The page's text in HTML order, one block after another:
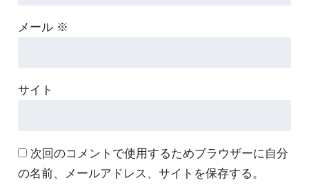
メール ※
サイト
次回のコメントで使用するためブラウザーに自分
の名前、メールアドレス、サイトを保存する。